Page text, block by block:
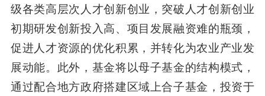
级各类高层次人才创新创业，突破人才创新创业
初期研发创新投入高、项目发展融资难的瓶颈 ，
促进人才资源的优化积累，并转化为农业产业发
展动能。此外， 基金将以母子基金的结构模式，
通过配合地方政府搭建区域上合子基金，投资于